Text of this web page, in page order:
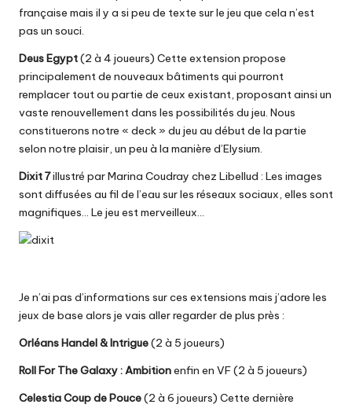
française mais il y a si peu de texte sur le jeu que cela n’est
pas un souci.
Deus Egypt(2 à 4 joueurs) Cette extension propose
principalement de nouveaux bâtiments qui pourront
remplacer tout ou partie de ceux existant, proposant ainsi un
vaste renouvellement dans les possibilités du jeu. Nous
constituerons notre « deck » du jeu au début de la partie
selon notre plaisir, un peu à la manière d’Elysium.
Dixit 7illustré par Marina Coudray chez Libellud : Les images
sont diffusées au fil de l’eau sur les réseaux sociaux, elles sont
magnifiques… Le jeu est merveilleux…
Je n’ai pas d’informations sur ces extensions mais j’adore les
jeux de base alors je vais aller regarder de plus près :
Orléans Handel & Intrigue(2 à 5 joueurs)
Roll For The Galaxy : Ambitionenfin en VF (2 à 5 joueurs)
Celestia Coup de Pouce(2 à 6 joueurs) Cette dernière